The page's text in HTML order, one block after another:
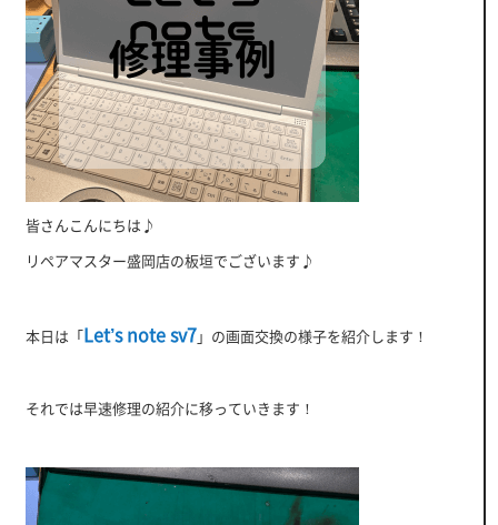
皆さんこんにちは♪
リペアマスター盛岡店の板垣でございます♪
本日は「Let’s note sv7」の画面交換の様子を紹介します！
それでは早速修理の紹介に移っていきます！